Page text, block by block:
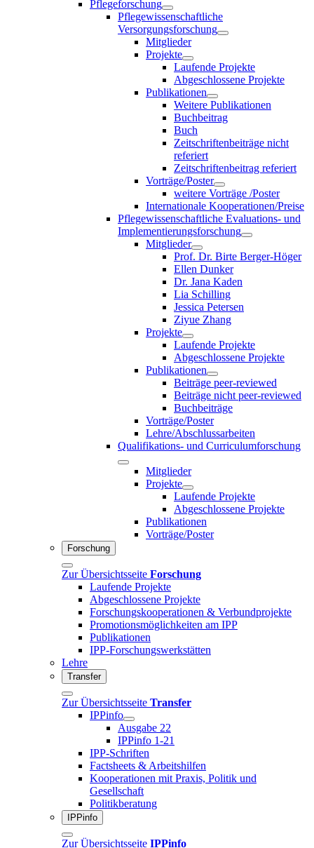
Pflegeforschung
Pflegewissenschaftliche
Versorgungsforschung
Mitglieder
Projekte
Laufende Projekte
Abgeschlossene Projekte
Publikationen
Weitere Publikationen
Buchbeitrag
Buch
Zeitschriftenbeiträge nicht
referiert
Zeitschriftenbeitrag referiert
Vorträge/Poster
weitere Vorträge /Poster
Internationale Kooperationen/Preise
Pflegewissenschaftliche Evaluations- und
Implementierungsforschung
Mitglieder
Prof. Dr. Birte Berger-Höger
Ellen Dunker
Dr. Jana Kaden
Lia Schilling
Jessica Petersen
Ziyue Zhang
Projekte
Laufende Projekte
Abgeschlossene Projekte
Publikationen
Beiträge peer-reviewed
Beiträge nicht peer-reviewed
Buchbeiträge
Vorträge/Poster
Lehre/Abschlussarbeiten
Qualifikations- und Curriculumforschung
Mitglieder
Projekte
Laufende Projekte
Abgeschlossene Projekte
Publikationen
Vorträge/Poster
Forschung
Zur Übersichtsseite Forschung
Laufende Projekte
Abgeschlossene Projekte
Forschungskooperationen & Verbundprojekte
Promotionsmöglichkeiten am IPP
Publikationen
IPP-Forschungswerkstätten
Lehre
Transfer
Zur Übersichtsseite Transfer
IPPinfo
Ausgabe 22
IPPinfo 1-21
IPP-Schriften
Factsheets & Arbeitshilfen
Kooperationen mit Praxis, Politik und
Gesellschaft
Politikberatung
IPPinfo
Zur Übersichtsseite IPPinfo